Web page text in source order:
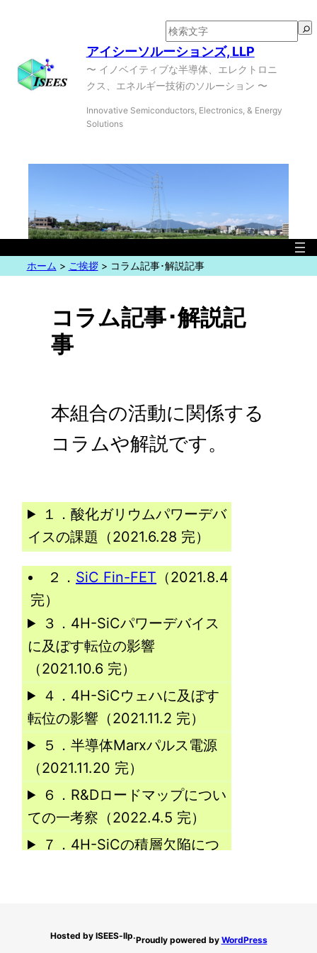
アイシーソルーションズ, LLP
検
索
〜 イノベイティブな半導体、エレクトロニ
クス、エネルギー技術のソルーション 〜
Innovative Semiconductors, Electronics, & Energy
Solutions
ホーム > ご挨拶> コラム記事･解説記事
コラム記事･解説記
事
本組合の活動に関係する
コラムや解説です。
１．酸化ガリウムパワーデバ
イスの課題（2021.6.28 完）
２． SiC Fin-FET （2021.8.4
完）
３．4H-SiCパワーデバイス
に及ぼす転位の影響
（2021.10.6 完）
４．4H-SiCウェハに及ぼす
転位の影響（2021.11.2 完）
５．半導体Marxパルス電源
（2021.11.20 完）
６．R&Dロードマップについ
ての一考察（2022.4.5 完）
７．4H-SiCの積層欠陥につ
（2022.1.27 完）
Hosted by ISEES-llp.Proudly powered by WordPress